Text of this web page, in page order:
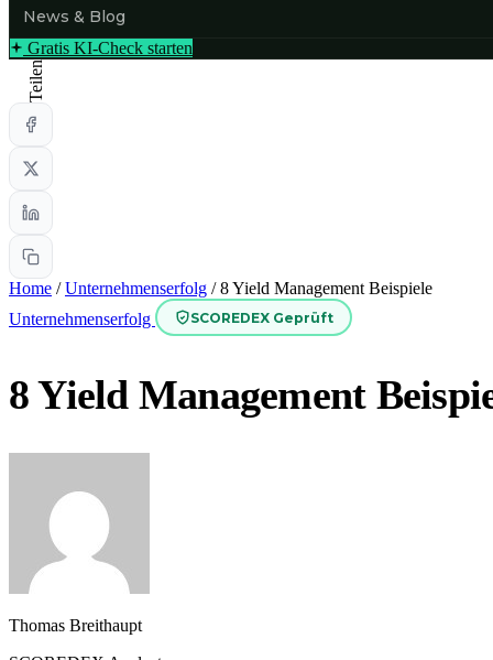
News & Blog
Gratis KI-Check starten
Teilen
Home / Unternehmenserfolg / 8 Yield Management Beispiele
Unternehmenserfolg
SCOREDEX Geprüft
8 Yield Management
Thomas Breithaupt